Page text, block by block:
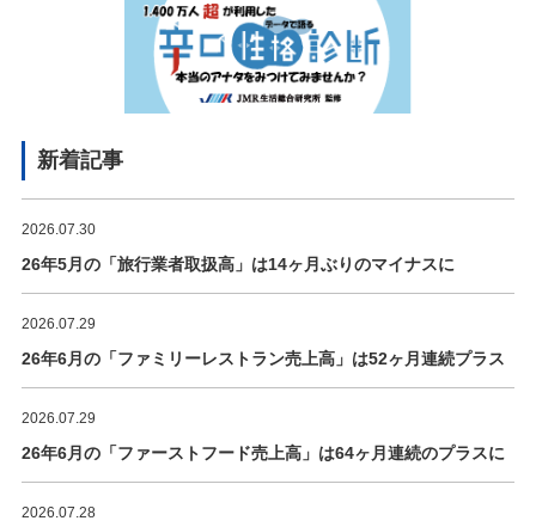
新着記事
2026.07.30
26年5月の「旅行業者取扱高」は14ヶ月ぶりのマイナスに
2026.07.29
26年6月の「ファミリーレストラン売上高」は52ヶ月連続プラス
2026.07.29
26年6月の「ファーストフード売上高」は64ヶ月連続のプラスに
2026.07.28